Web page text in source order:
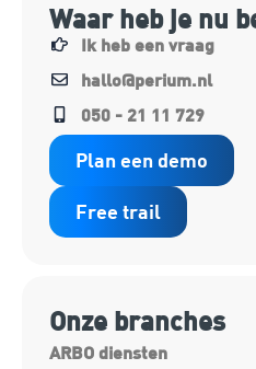
Waar heb je nu
Ik heb een vraag
hallo@perium.nl
050 - 21 11 729
Plan een demo
Free trail
Onze branches
ARBO diensten